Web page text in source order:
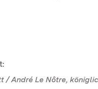
/ André Le Nôtre,